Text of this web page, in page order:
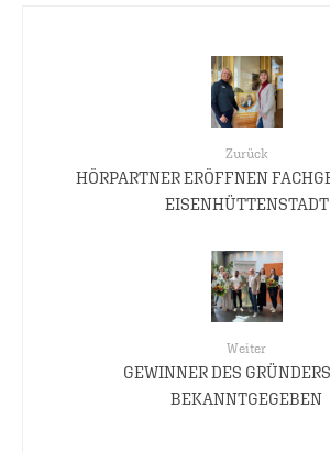
Zurück
HÖRPARTNER ERÖFFNEN
EISENHÜTTENSTADT
Weiter
GEWINNER DES
BEKANNTGEGEBEN